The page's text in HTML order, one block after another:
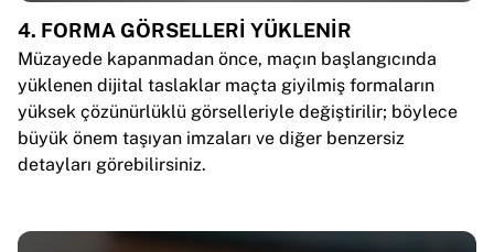
4. FORMA GÖRSELLERİ YÜKLENİR
Müzayede kapanmadan önce, maçın başlangıcında
yüklenen dijital taslaklar maçta giyilmiş formaların
yüksek çözünürlüklü görselleriyle değiştirilir; böylece
büyük önem taşıyan imzaları ve diğer benzersiz
detayları görebilirsiniz.